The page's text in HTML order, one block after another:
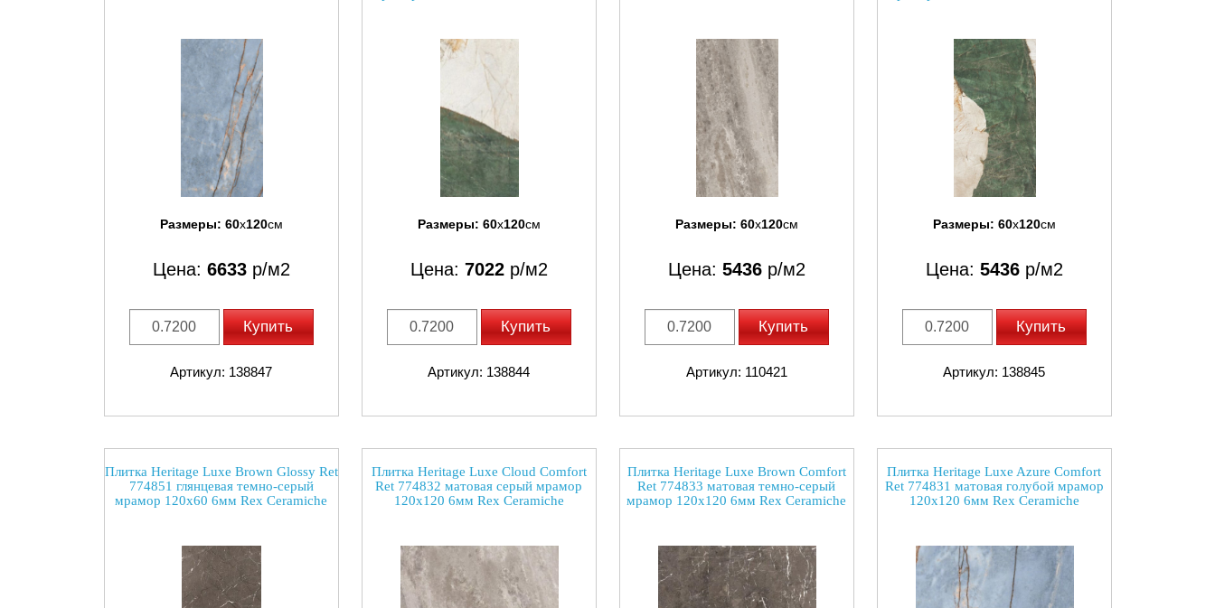
Размеры: 60x120см
Цена: 6633р/м2
Купить
Артикул: 138847
Размеры: 60x120см
Цена: 7022р/м2
Купить
Артикул: 138844
Размеры: 60x120см
Цена: 5436р/м2
Купить
Артикул: 110421
Размеры: 60x120см
Цена: 5436р/м2
Купить
Артикул: 138845
Плитка Heritage Luxe Brown Glossy Ret
774851 глянцевая темно-серый
мрамор 120x60 6мм Rex Ceramiche
Плитка Heritage Luxe Cloud Comfort
Ret 774832 матовая серый мрамор
120x120 6мм Rex Ceramiche
Плитка Heritage Luxe Brown Comfort
Ret 774833 матовая темно-серый
мрамор 120x120 6мм Rex Ceramiche
Плитка Heritage Luxe Azure Comfort
Ret 774831 матовая голубой мрамор
120x120 6мм Rex Ceramiche